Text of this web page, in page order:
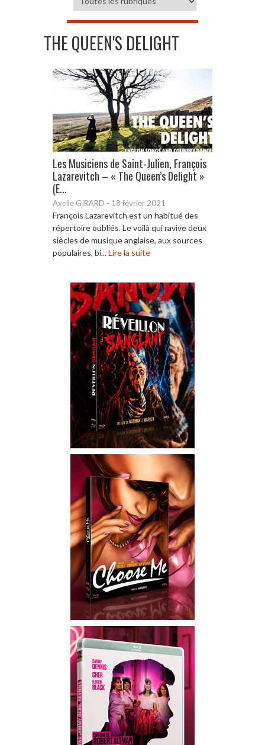
THE QUEEN'S DELIGHT
Les Musiciens de Saint-Julien, François
Lazarevitch – « The Queen’s Delight »
(E...
Axelle GIRARD - 18 février 2021
François Lazarevitch est un habitué des
répertoire oubliés. Le voilà qui ravive deux
siècles de musique anglaise, aux sources
populaires, bi...Lire la suite